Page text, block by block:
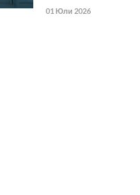
01 Юли 2026